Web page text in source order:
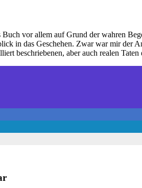
vor allem auf Grund der wahren
in das Geschehen. Zwar war mir der
beschriebenen, aber auch realen